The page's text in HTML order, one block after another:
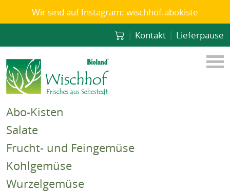
Wir sind auf Instagram: wischhof.abokiste
| Kontakt | Lieferpause
Abo-Kisten
Salate
Frucht- und Feingemüse
Kohlgemüse
Wurzelgemüse